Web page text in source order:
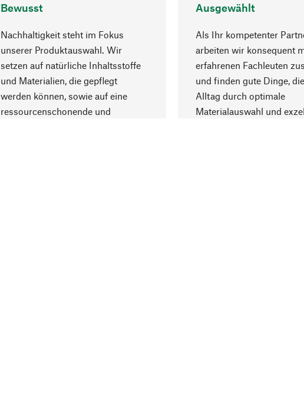
Bewusst
Nachhaltigkeit steht im Fokus
unserer Produktauswahl. Wir
setzen auf natürliche Inhaltsstoffe
und Materialien, die gepflegt
werden können, sowie auf eine
ressourcenschonende und
Ausgewählt
Als Ihr kompetenter
arbeiten wir konsequent
erfahrenen Fachleuten
und finden gute Dinge,
Alltag durch optimale
Materialauswahl und